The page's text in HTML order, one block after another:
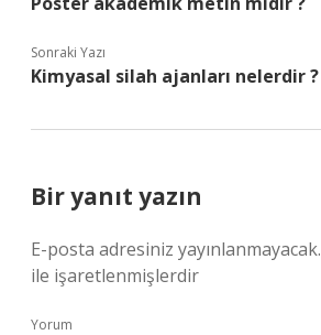
Sonraki Yazı
Kimyasal silah ajanları nelerdir ?
Bir yanıt yazın
E-posta adresiniz yayınlanmayacak.
ile işaretlenmişlerdir
Yorum